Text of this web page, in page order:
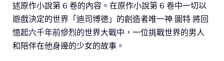
述原作小說第 6 卷的內容。在原作小說第 6 卷中一切以
遊戲決定的世界「迪司博德」的創造者唯一神 圖特 將回
憶起六千年前慘烈的世界大戰中，一位挑戰世界的男人
和陪伴在他身邊的少女的故事。